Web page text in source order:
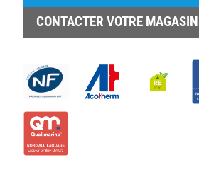
CONTACTER VOTRE MAGASIN